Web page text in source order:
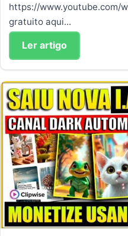
https://www.youtube.com/
gratuito aqui...
Ler artigo